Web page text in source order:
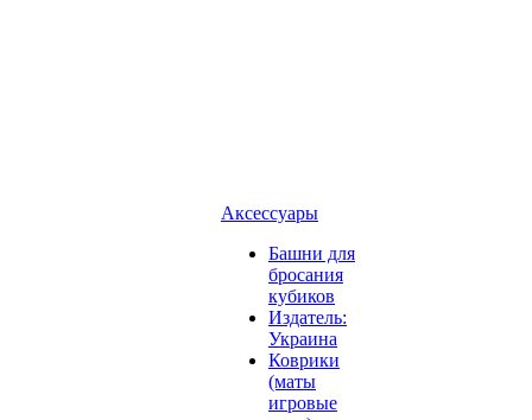
Аксессуары
Башни для
бросания
кубиков
Издатель:
Украина
Коврики
(маты
игровые